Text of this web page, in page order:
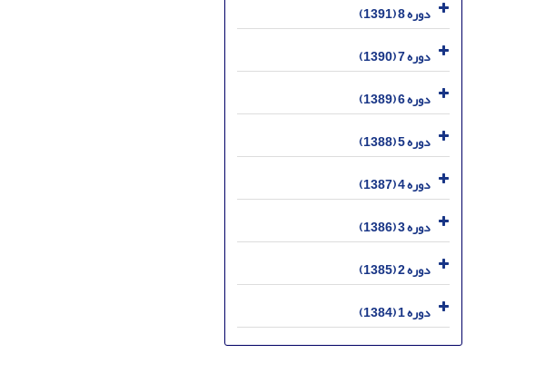
دوره 8 (1391)
دوره 7 (1390)
دوره 6 (1389)
دوره 5 (1388)
دوره 4 (1387)
دوره 3 (1386)
دوره 2 (1385)
دوره 1 (1384)